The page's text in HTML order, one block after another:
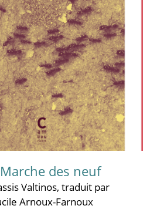
des neuf
Valtinos, traduit par
Arnoux-Farnoux